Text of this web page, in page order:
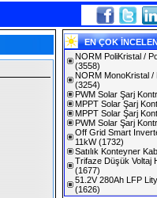
EN ÇOK
NORM PoliKristal /
(3558)
NORM MonoKristal /
(3254)
PWM Solar Şarj
MPPT Solar Şarj
MPPT Solar Şarj
PWM Solar Şarj
Off Grid Smart
11kW(1732)
Satılık Konteyner
Trifaze Düşük Voltaj
(1677)
51.2V 280Ah LFP
(1626)